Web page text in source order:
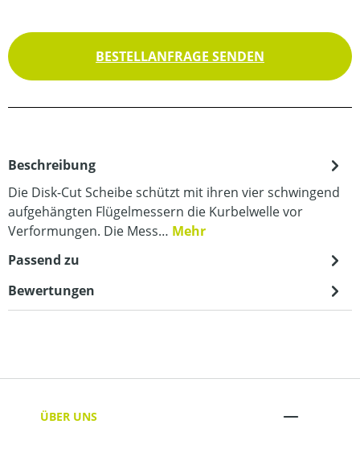
BESTELLANFRAGE SENDEN
Beschreibung
Die Disk-Cut Scheibe schützt mit ihren vier schwingend
aufgehängten Flügelmessern die Kurbelwelle vor
Verformungen. Die Mess… Mehr
Passend zu
Bewertungen
ÜBER UNS